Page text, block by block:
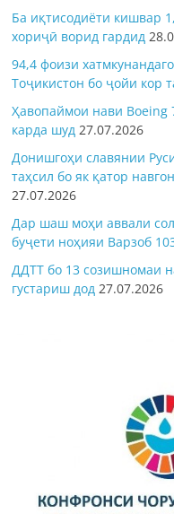
Ба иқтисодиёти кишвар
хориҷӣ ворид гардид
94,4 фоизи
Тоҷикистон бо ҷойи кор
Ҳавопаймои нави Boeing
карда шуд 27.07.2026
Донишгоҳи славянии
таҳсил бо як қатор
27.07.2026
Дар шаш моҳи аввали
буҷети ноҳияи Варзоб
ДДТТ бо 13 созишномаи
густариш дод 27.07.2026